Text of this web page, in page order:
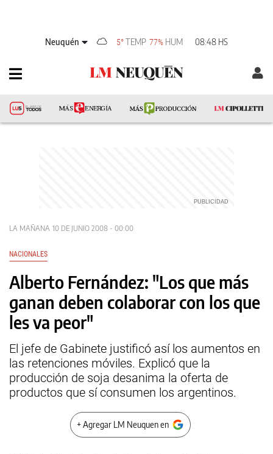
Neuquén 5° TEMP 77% HUM 08:48 HS
LA MAÑANA 10 DE JUNIO 2008 - 00:00
NACIONALES
Alberto Fernández: "Los que más
ganan deben colaborar con los que
les va peor"
El jefe de Gabinete justificó así los aumentos en
las retenciones móviles. Explicó que la
producción de soja desanima la oferta de
productos que sí consumen los argentinos.
+ Agregar LM Neuquen en